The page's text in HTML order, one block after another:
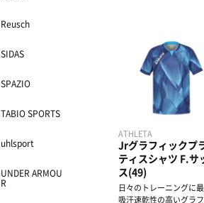
ATHLETA
Jrグラフィックプ
ティスシャツ F.サ
ス(49)
日々のトレーニングに
吸汗速乾性の高いグラ
Reusch
SIDAS
SPAZIO
TABIO SPORTS
uhlsport
UNDER ARMOU
R